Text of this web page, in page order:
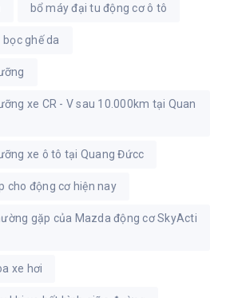
bổ máy đại tu động cơ ô tô
bọc ghế da
xe CR - V sau 10.000km tại Quan
xe ô tô tại Quang Đứcc
cho động cơ hiện nay
gặp của Mazda động cơ SkyActi
xe hơi